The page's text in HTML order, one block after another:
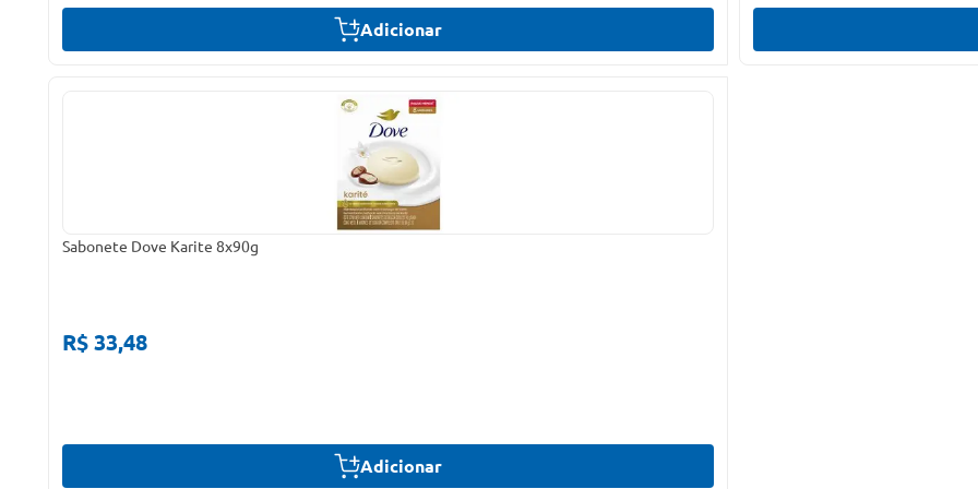
Adicionar
Sabonete Dove Karite 8x90g
R$ 33,48
Adicionar